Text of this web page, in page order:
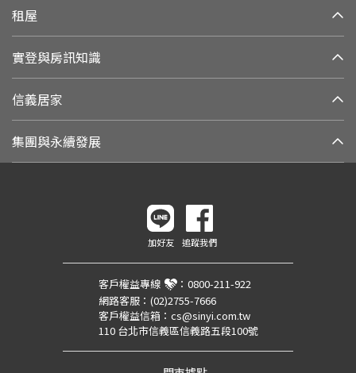
租屋
實登與房訊知識
信義居家
集團與永續發展
加好友 追蹤我們
客戶權益專線 ： 0800-211-922
網路客服： (02)2755-7666
客戶權益信箱： cs@sinyi.com.tw
110 台北市信義區信義路五段100號